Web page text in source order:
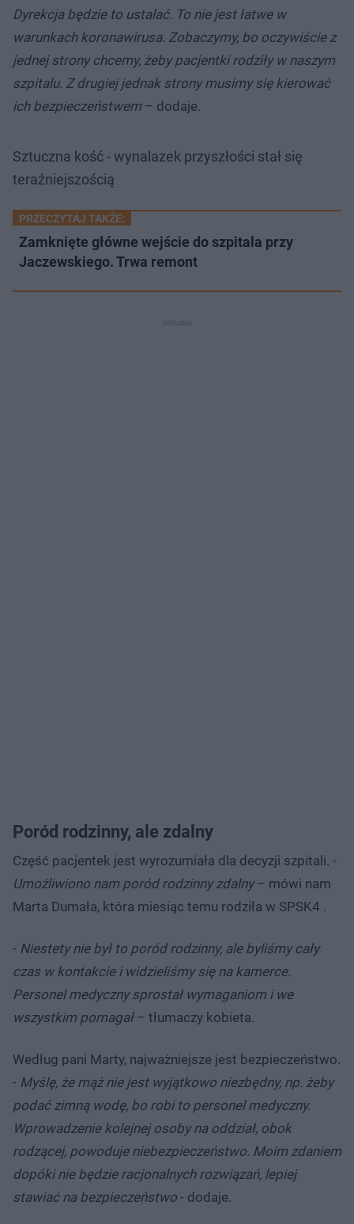
Dyrekcja będzie to ustalać. To nie jest łatwe w
warunkach koronawirusa. Zobaczymy, bo oczywiście z
jednej strony chcemy, żeby pacjentki rodziły w naszym
szpitalu. Z drugiej jednak strony musimy się kierować
ich bezpieczeństwem – dodaje.
Sztuczna kość - wynalazek przyszłości stał się
teraźniejszością
PRZECZYTAJ TAKŻE:
Zamknięte główne wejście do szpitala przy
Jaczewskiego. Trwa remont
Poród rodzinny, ale zdalny
Część pacjentek jest wyrozumiała dla decyzji szpitali. -
Umożliwiono nam poród rodzinny zdalny– mówi nam
Marta Dumała, która miesiąc temu rodziła w SPSK4 .
- Niestety nie był to poród rodzinny, ale byliśmy cały
czas w kontakcie i widzieliśmy się na kamerce.
Personel medyczny sprostał wymaganiom i we
wszystkim pomagał– tłumaczy kobieta.
Według pani Marty, najważniejsze jest bezpieczeństwo.
- Myślę, że mąż nie jest wyjątkowo niezbędny, np. żeby
podać zimną wodę, bo robi to personel medyczny.
Wprowadzenie kolejnej osoby na oddział, obok
rodzącej, powoduje niebezpieczeństwo. Moim zdaniem
dopóki nie będzie racjonalnych rozwiązań, lepiej
stawiać na bezpieczeństwo - dodaje.